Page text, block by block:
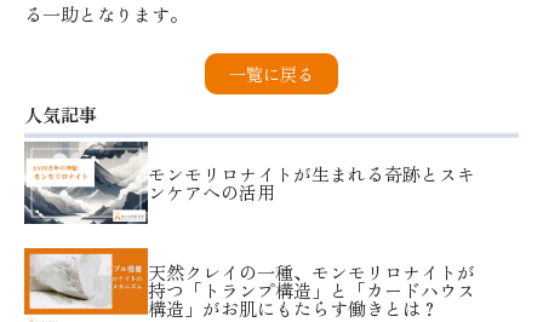
る一助となります。
一覧に戻る
人気記事
モンモリロナイトが生まれる奇跡とスキ
ンケアへの活用
天然クレイの一種、モンモリロナイトが
持つ「トランプ構造」と「カードハウス
構造」がお肌にもたらす働きとは？